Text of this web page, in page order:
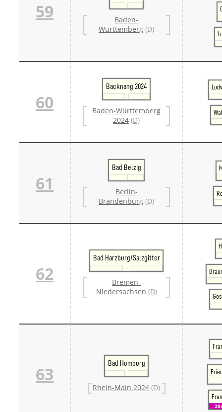
59
Baden-
Württemberg (D)
60
Backnang 2024
Baden-Württemberg
2024 (D)
61
Bad Belzig
Berlin-
Brandenburg (D)
62
Bad Harzburg/Salzgitter
Bremen-
Niedersachsen (D)
63
Bad Homburg
Rhein-Main 2024 (D)